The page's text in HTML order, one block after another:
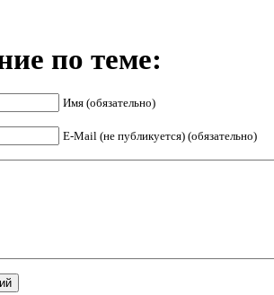
по теме:
Имя (обязательно)
E-Mail (не публикуется) (обязательно)